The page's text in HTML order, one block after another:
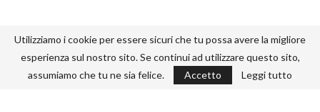
Utilizziamo i cookie per essere sicuri che tu possa avere la migliore
esperienza sul nostro sito. Se continui ad utilizzare questo sito,
assumiamo che tu ne sia felice.
Accetto Leggi tutto